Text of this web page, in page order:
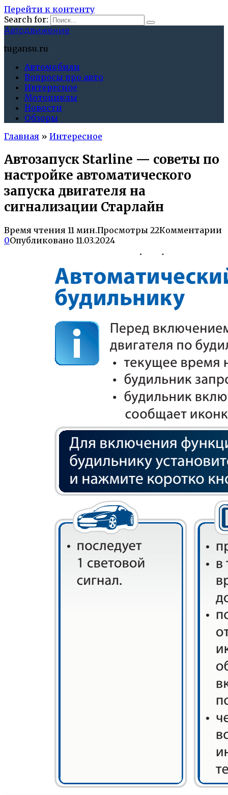
Перейти к контенту
Search for:
Автодвижение
tugansu.ru
Автомобили
Вопросы про авто
Интересное
Мотоциклы
Новости
Обзоры
Главная » Интересное
Автозапуск Starline — советы по
настройке автоматического
запуска двигателя на
сигнализации Старлайн
Время чтения 11 мин.Просмотры 22Комментарии
0Опубликовано 11.03.2024